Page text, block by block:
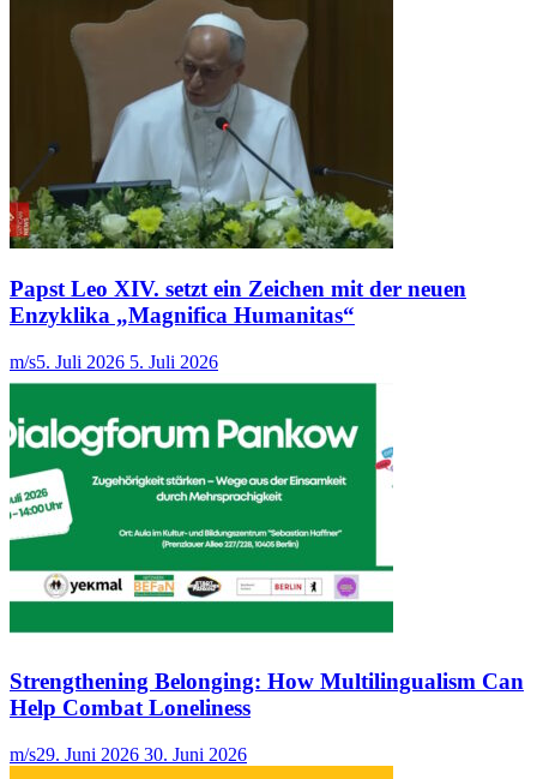
Papst Leo XIV. setzt ein Zeichen mit der neuen
Enzyklika „Magnifica Humanitas“
m/s5. Juli 2026 5. Juli 2026
Strengthening Belonging: How Multilingualism Can
Help Combat Loneliness
m/s29. Juni 2026 30. Juni 2026